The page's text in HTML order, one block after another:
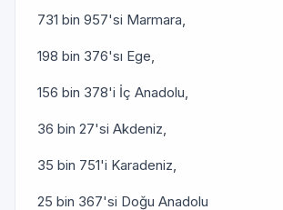
731 bin 957'si Marmara,
198 bin 376'sı Ege,
156 bin 378'i İç Anadolu,
36 bin 27'si Akdeniz,
35 bin 751'i Karadeniz,
25 bin 367'si Doğu Anadolu